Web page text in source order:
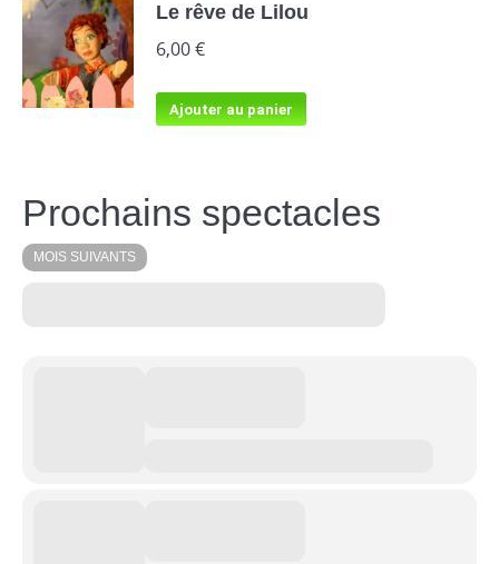
Le rêve de Lilou
6,00€
Ajouter au panier
Prochains spectacles
MOIS SUIVANTS